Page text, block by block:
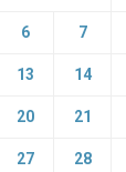
6 7
13 14
20 21
27 28